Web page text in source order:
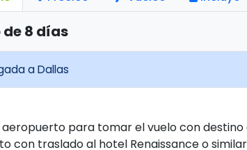
8 días
a Dallas
para tomar el vuelo con destino
con traslado al hotel Renaissance o